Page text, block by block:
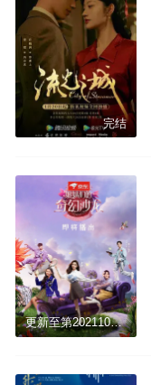
完结
更新至第20211025期